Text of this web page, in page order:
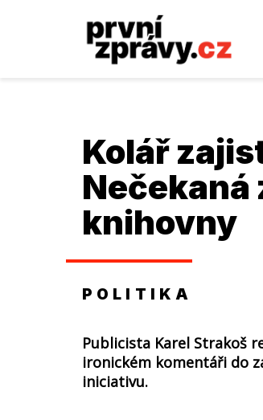
Kolář
Nečekaná
knihovny
POLITIKA
Publicista Karel Strakoš
ironickém komentáři do
iniciativu.